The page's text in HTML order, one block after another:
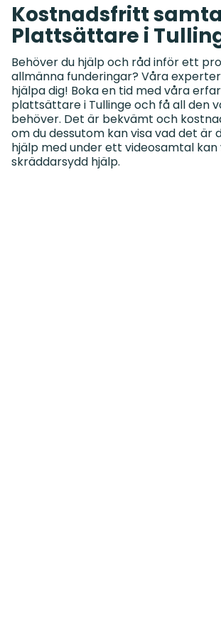
Kostnadsfritt
Plattsättare i
Behöver du hjälp och råd inför ett
allmänna funderingar? Våra
hjälpa dig! Boka en tid med våra
plattsättare i Tullinge och få all den
behöver. Det är bekvämt och
om du dessutom kan visa vad det är
hjälp med under ett videosamtal kan